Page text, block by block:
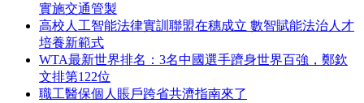
實施交通管製
高校人工智能法律實訓聯盟在穗成立 數智賦能法治人才
培養新範式
WTA最新世界排名：3名中國選手躋身世界百強，鄭欽
文排第122位
職工醫保個人賬戶跨省共濟指南來了